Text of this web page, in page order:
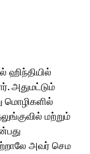
ஹிந்தியில்
அதுமட்டும்
மொழிகளில்
மற்றும்
அவர் செம